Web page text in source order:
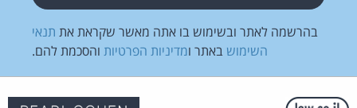
בהרשמה לאתר ובשימוש בו אתה מאשר שקראת את תנאי
השימוש באתר ומדיניות הפרטיות והסכמת להם.